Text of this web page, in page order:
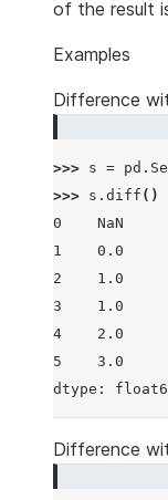
of the result
Examples
Difference
>>> s = pd .
>>> s . diff ()
0    NaN
1    0.0
2    1.0
3    1.0
4    2.0
5    3.0
dtype:
Difference